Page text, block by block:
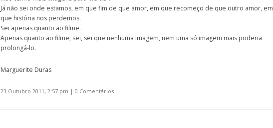
Já não sei onde estamos, em que fim de que amor, em que recomeço de que outro amor, em
que história nos perdemos.
Sei apenas quanto ao filme.
Apenas quanto ao filme, sei, sei que nenhuma imagem, nem uma só imagem mais poderia
prolongá-lo.
Marguerite Duras
23 Outubro 2011, 2:57 pm | 0 Comentários